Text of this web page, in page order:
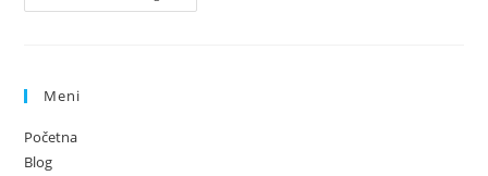
Imunologa
Meni
Početna
Blog